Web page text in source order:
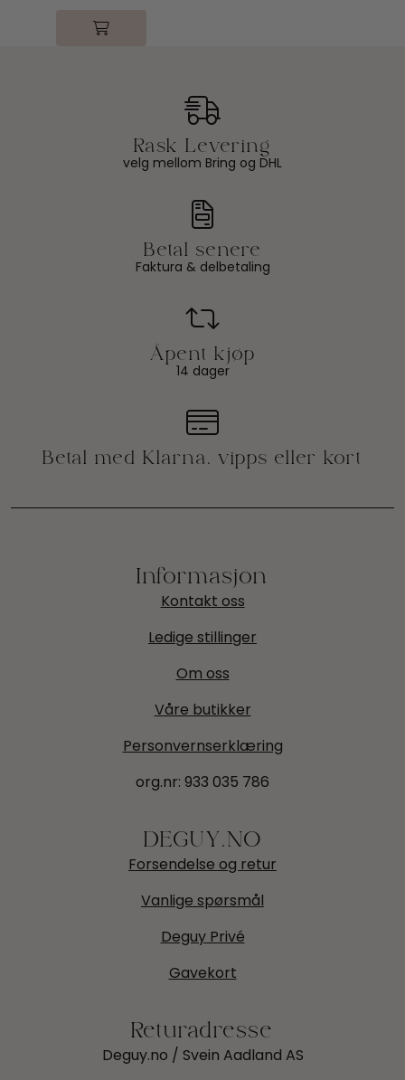
velg mellom Bring og DHL
Faktura & delbetaling
14 dager
Kontakt oss
Ledige stillinger
Om oss
Våre butikker
Personvernserklæring
org.nr: 933 035 786
Forsendelse og retur
Vanlige spørsmål
Deguy Privé
Gavekort
Deguy.no / Svein Aadland AS